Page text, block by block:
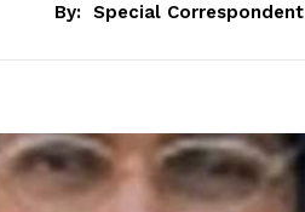
By: Special Correspondent